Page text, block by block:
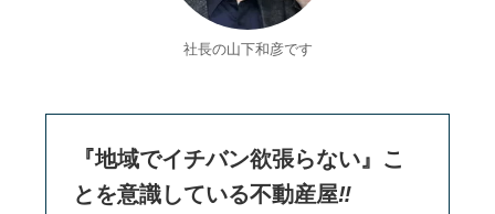
社長の山下和彦です
『地域でイチバン欲張らない』こ
とを意識している不動産屋‼